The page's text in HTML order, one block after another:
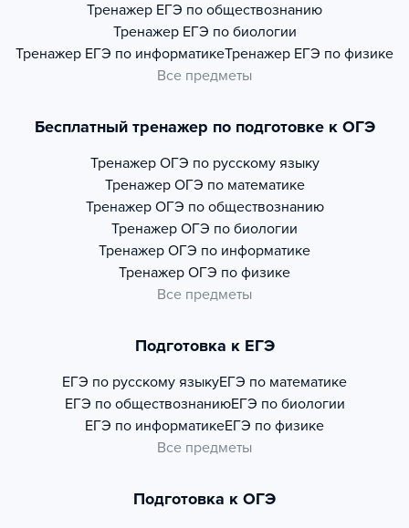
Тренажер ЕГЭ по обществознанию
Тренажер ЕГЭ по биологии
Тренажер ЕГЭ по информатикеТренажер ЕГЭ по физике
Все предметы
Бесплатный тренажер по подготовке к ОГЭ
Тренажер ОГЭ по русскому языку
Тренажер ОГЭ по математике
Тренажер ОГЭ по обществознанию
Тренажер ОГЭ по биологии
Тренажер ОГЭ по информатике
Тренажер ОГЭ по физике
Все предметы
Подготовка к ЕГЭ
ЕГЭ по русскому языкуЕГЭ по математике
ЕГЭ по обществознаниюЕГЭ по биологии
ЕГЭ по информатикеЕГЭ по физике
Все предметы
Подготовка к ОГЭ